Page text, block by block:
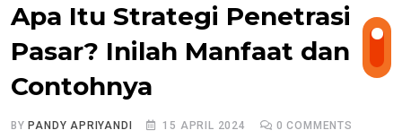
Apa Itu Strategi Penetrasi
Pasar? Inilah Manfaat dan
Contohnya
BY PANDY APRIYANDI 15 APRIL 2024 0 COMMENTS